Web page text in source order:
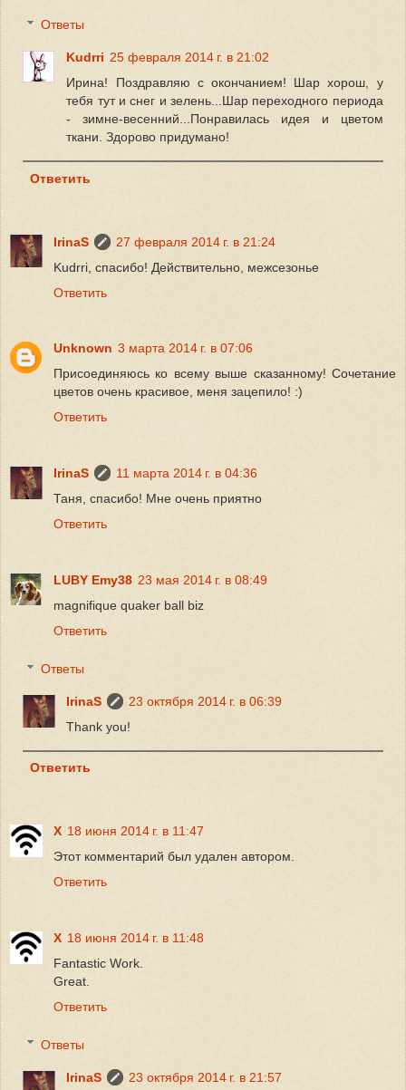
Ответы
Kudrri 25 февраля 2014 г. в 21:02
Ирина! Поздравляю с окончанием! Шар хорош, у
тебя тут и снег и зелень...Шар переходного периода
- зимне-весенний...Понравилась идея и цветом
ткани. Здорово придумано!
Ответить
IrinaS
27 февраля 2014 г. в 21:24
Kudrri, спасибо! Действительно, межсезонье
Ответить
Unknown 3 марта 2014 г. в 07:06
Присоединяюсь ко всему выше сказанному! Сочетание
цветов очень красивое, меня зацепило! :)
Ответить
IrinaS
11 марта 2014 г. в 04:36
Таня, спасибо! Мне очень приятно
Ответить
LUBY Emy38 23 мая 2014 г. в 08:49
magnifique quaker ball biz
Ответить
Ответы
IrinaS
23 октября 2014 г. в 06:39
Thank you!
Ответить
X 18 июня 2014 г. в 11:47
Этот комментарий был удален автором.
Ответить
X 18 июня 2014 г. в 11:48
Fantastic Work.
Great.
Ответить
Ответы
IrinaS
23 октября 2014 г. в 21:57